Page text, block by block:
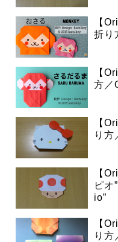
【
折り
【
方／
【
り
【
ピ
io”
【
り